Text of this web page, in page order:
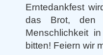
Erntedankfest
das Brot, den
Menschlichkeit
bitten! Feiern wir